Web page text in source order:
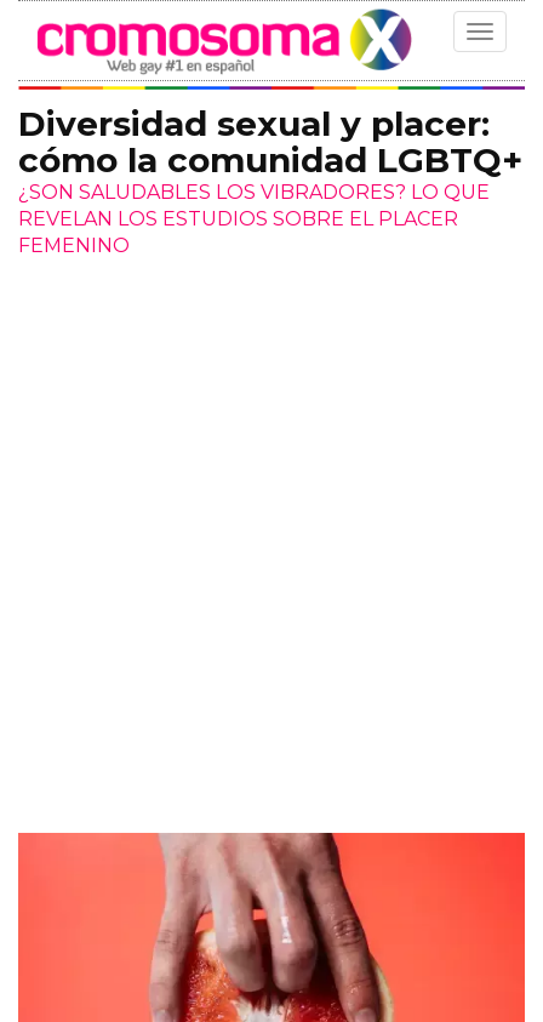
Toggle
Diversidad sexual y placer:
cómo la comunidad LGBTQ+
¿SON SALUDABLES LOS VIBRADORES? LO QUE
REVELAN LOS ESTUDIOS SOBRE EL PLACER
FEMENINO